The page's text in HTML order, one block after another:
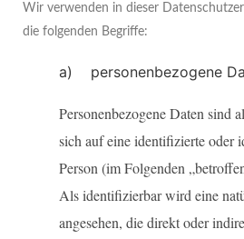
Wir verwenden in dieser
die folgenden Begriffe:
a) personenbezogene
Personenbezogene Daten sind
sich auf eine identifizierte oder
Person (im Folgenden
Als identifizierbar wird eine
angesehen, die direkt oder